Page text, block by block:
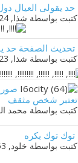
حد يقولى العيال
كتبت بواسطة شذا‏, 13-09-2013 05:24 AM
تحديث الصفحة حد
كتبت بواسطة شذا‏, 13-09-2013 05:23 AM
تعتبر شخص مثقف
كتبت بواسطة محمد
توك توك بكره
كتبت بواسطة خلود‏, 28-08-2013 01:53 AM